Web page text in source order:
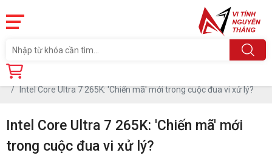
Trang chủ
Intel Core Ultra 7 265K: 'Chiến mã' mới trong cuộc đua vi xử lý?
Intel Core Ultra 7 265K: 'Chiến mã' mới
trong cuộc đua vi xử lý?